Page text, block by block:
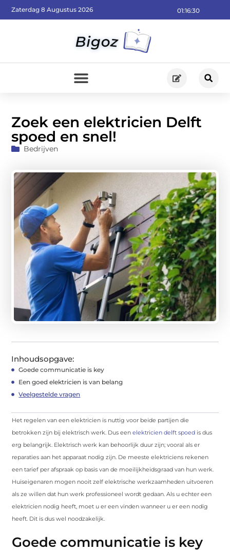
01:16:31
Zaterdag 8 Augustus 2026
Zoek een elektricien Delft
spoed en snel!
Bedrijven
Inhoudsopgave:
Goede communicatie is key
Een goed elektricien is van belang
Veelgestelde vragen
Het regelen van een elektricien is nuttig voor beide partijen die
betrokken zijn bij elektrisch werk. Dus eenelektricien delft spoed is dus
erg belangrijk. Elektrisch werk kan behoorlijk duur zijn; vooral als er
reparaties aan het apparaat nodig zijn. De meeste elektriciens rekenen
een tarief per afspraak op basis van de moeilijkheidsgraad van hun werk.
Huiseigenaren mogen nooit zelf elektrische werkzaamheden uitvoeren
als ze willen dat hun werk professioneel wordt gedaan. Als u echter een
elektricien nodig heeft, moet u er een vinden wanneer u er een nodig
heeft. Dit is dus wel noodzakelijk.
Goede communicatie is key